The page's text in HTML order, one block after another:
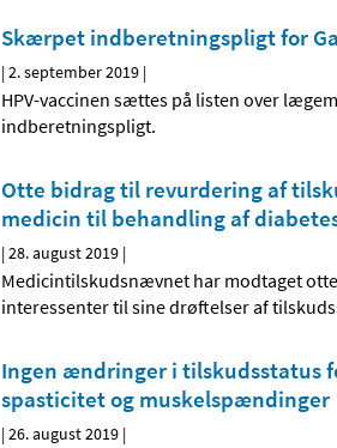
Skærpet indberetningspligt for
|2. september 2019 |
HPV-vaccinen sættes på listen over
indberetningspligt.
Otte bidrag til revurdering af
medicin til behandling af
|28. august 2019 |
Medicintilskudsnævnet har modtaget
interessenter til sine drøftelser af
Ingen ændringer i tilskudsstatus
spasticitet og muskelspændinger
|26. august 2019 |